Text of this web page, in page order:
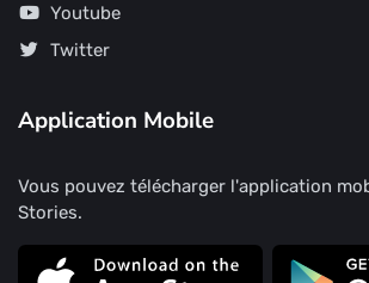
Youtube
Twitter
Application Mobile
Vous pouvez télécharger l'application
Stories.